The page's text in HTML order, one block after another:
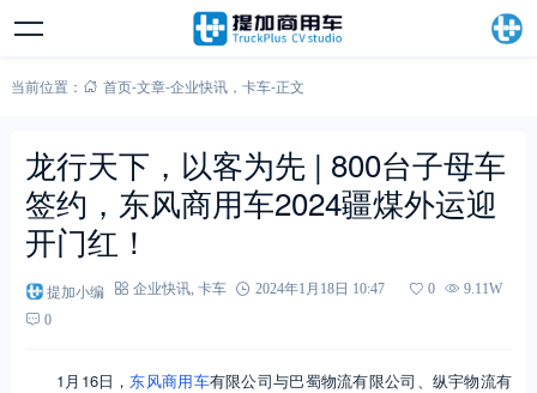
当前位置： 首页-文章-企业快讯， 卡车-正文
龙行天下，以客为先 | 800台子母车
签约，东风商用车2024疆煤外运迎
开门红！
提加小编 企业快讯, 卡车 2024年1月18日 10:47 0
9.11W
0
1月16日， 东风商用车有限公司与巴蜀物流有限公司、纵宇物流有